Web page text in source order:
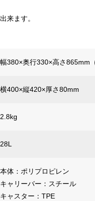
来ます。
幅380×奥行330×高さ865mm
横400×縦420×厚さ80mm
2.8kg
28L
本体：ポリプロピレン
キャリーバー：スチール
キャスター：TPE